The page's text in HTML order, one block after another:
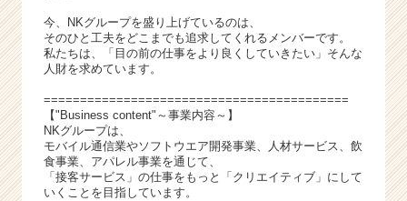
C
a
r
e
e
r）
今、NKグループを盛り上げているのは、
そのひと工夫をどこまでも追求してくれるメンバーです。
私たちは、「目の前の仕事をより良くしていきたい」そんな
人財を求めています。
==========================================
【"Business content"～事業内容～】
NKグループは、
モバイル通信業やソフトウエア開発事業、人材サービス、飲
食事業、アパレル事業を通じて、
「接客サービス」の仕事をもっと「クリエイティブ」にして
いくことを目指しています。